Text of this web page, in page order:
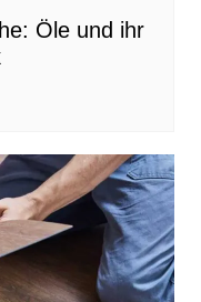
Öle und ihr